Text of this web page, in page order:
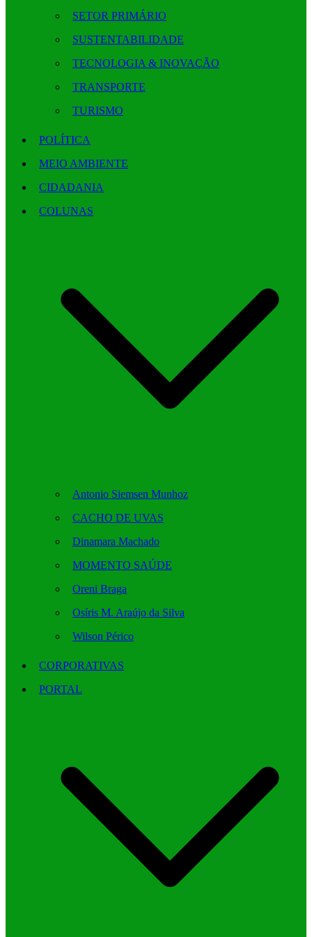
SETOR PRIMÁRIO
SUSTENTABILIDADE
TECNOLOGIA & INOVAÇÃO
TRANSPORTE
TURISMO
POLÍTICA
MEIO AMBIENTE
CIDADANIA
COLUNAS
Antonio Siemsen Munhoz
CACHO DE UVAS
Dinamara Machado
MOMENTO SAÚDE
Oreni Braga
Osíris M. Araújo da Silva
Wilson Périco
CORPORATIVAS
PORTAL